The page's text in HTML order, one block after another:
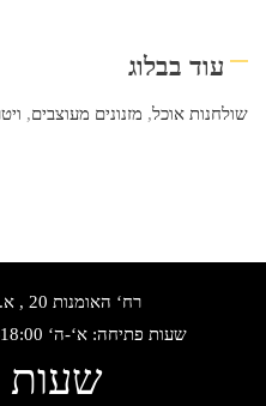
עוד בבלוג
שולחנות אוכל, מזנונים מעוצבים,
רח‘ האומנות 20 , א.ת חדש נתניה, טלפון:
שעות פתיחה: א‘-ה‘ 10:00-18:00 , שישי: 9:00-14:00
שעות